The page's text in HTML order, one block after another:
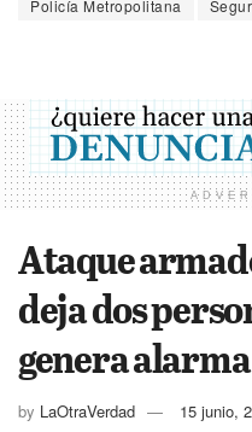
Policía Metropolitana
Ataque
deja dos
genera
by LaOtraVerdad 15 junio,